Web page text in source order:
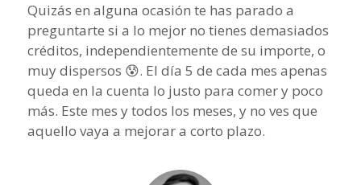
Quizás en alguna ocasión te has parado a
preguntarte si a lo mejor no tienes demasiados
créditos, independientemente de su importe, o
muy dispersos 😰. El día 5 de cada mes apenas
queda en la cuenta lo justo para comer y poco
más. Este mes y todos los meses, y no ves que
aquello vaya a mejorar a corto plazo.